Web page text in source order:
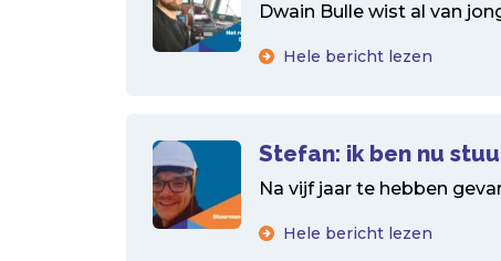
Dwain Bulle wist al van
Hele bericht lezen
Stefan: ik ben nu
Na vijf jaar te hebben
Hele bericht lezen